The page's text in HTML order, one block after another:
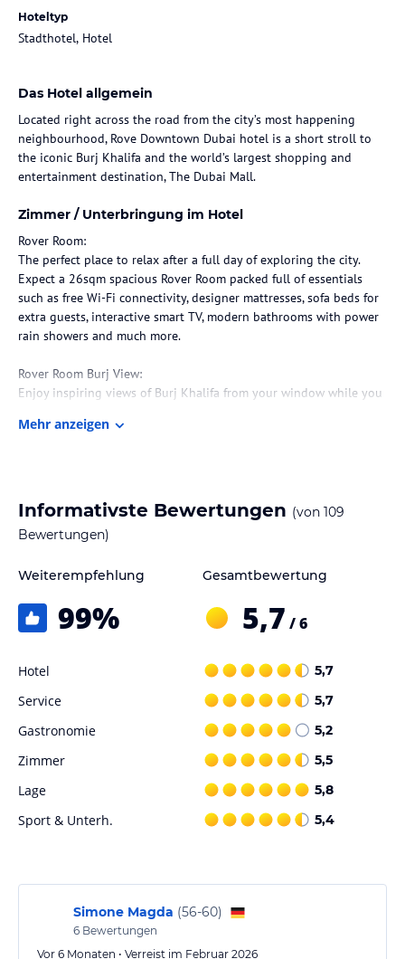
Hoteltyp
Stadthotel, Hotel
Das Hotel allgemein
Located right across the road from the city’s most happening
neighbourhood, Rove Downtown Dubai hotel is a short stroll to
the iconic Burj Khalifa and the world’s largest shopping and
entertainment destination, The Dubai Mall.
Zimmer / Unterbringung im Hotel
Rover Room:
The perfect place to relax after a full day of exploring the city.
Expect a 26sqm spacious Rover Room packed full of essentials
such as free Wi-Fi connectivity, designer mattresses, sofa beds for
extra guests, interactive smart TV, modern bathrooms with power
rain showers and much more.
Rover Room Burj View:
Enjoy inspiring views of Burj Khalifa from your window while you
equipped with free Wi-Fi connectivity, designer mattresses, sofa
Hinweis: Allgemeine und unverbindliche
Hoteliers-/Veranstalter-/Kataloginformationen. Alle Angaben
ohne Gewähr und ohne Prüfung durch HolidayCheck. Bitte
jeweiligen Veranstalters.
Mehr anzeigen
Informativste Bewertungen (von 109
Bewertungen)
Weiterempfehlung
99%
Gesamtbewertung
5,7 / 6
Hotel 5,7
Service 5,7
Gastronomie 5,2
Zimmer 5,5
Lage 5,8
Sport & Unterh. 5,4
Simone Magda (56-60)
6 Bewertungen
Vor 6 Monaten • Verreist im Februar 2026